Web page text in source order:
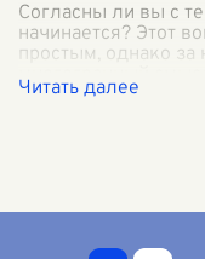
Согласны ли вы с
начинается? Этот
простым, однако за
многогранный